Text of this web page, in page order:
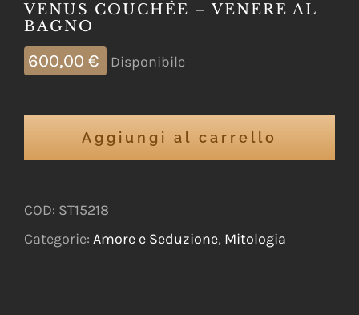
VENUS COUCHÉE – VENERE AL
BAGNO
600,00 € Disponibile
Aggiungi al carrello
COD: ST15218
Categorie: Amore e Seduzione, Mitologia